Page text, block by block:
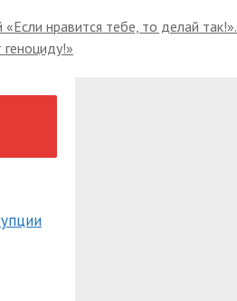
нравится тебе, то делай так!».